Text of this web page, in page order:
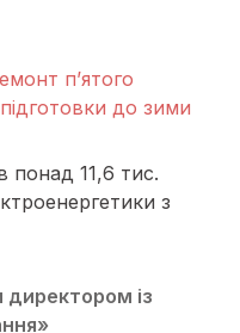
п’ятого
до зими
понад 11,6 тис.
з
із